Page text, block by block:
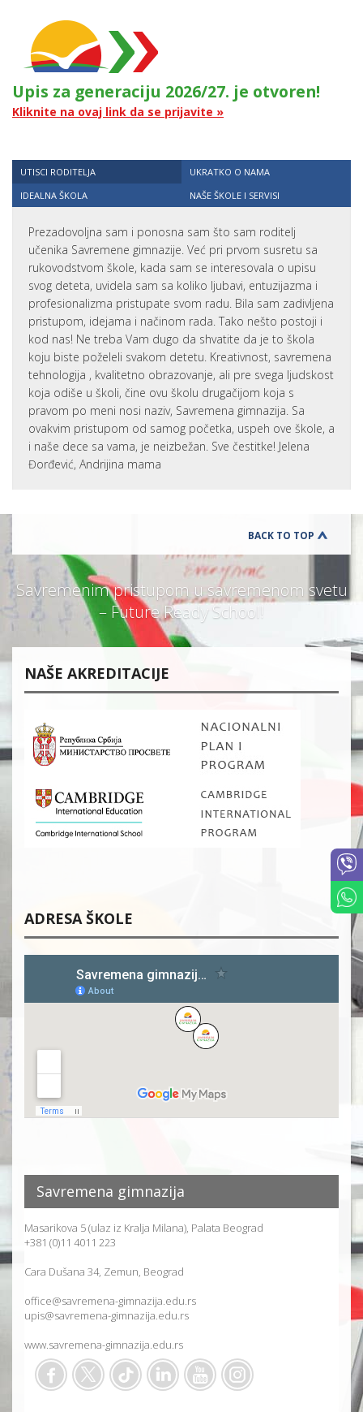
Upis za generaciju 2026/27. je otvoren!
Kliknite na ovaj link da se prijavite »
UTISCI RODITELJA
UKRATKO O NAMA
IDEALNA ŠKOLA
NAŠE ŠKOLE I SERVISI
Prezadovoljna sam i ponosna sam što sam roditelj
učenika Savremene gimnazije. Već pri prvom susretu sa
rukovodstvom škole, kada sam se interesovala o upisu
svog deteta, uvidela sam sa koliko ljubavi, entuzijazma i
profesionalizma pristupate svom radu. Bila sam zadivljena
pristupom, idejama i načinom rada. Tako nešto postoji i
kod nas! Ne treba Vam dugo da shvatite da je to škola
koju biste poželeli svakom detetu. Kreativnost, savremena
tehnologija , kvalitetno obrazovanje, ali pre svega ljudskost
koja odiše u školi, čine ovu školu drugačijom koja s
pravom po meni nosi naziv, Savremena gimnazija. Sa
ovakvim pristupom od samog početka, uspeh ove škole, a
i naše dece sa vama, je neizbežan. Sve čestitke! Jelena
Đorđević, Andrijina mama
BACK TO TOP
Savremenim pristupom u savremenom svetu
– Future Ready School!
NAŠE AKREDITACIJE
ADRESA ŠKOLE
Savremena gimnazija
Masarikova 5 (ulaz iz Kralja Milana), Palata Beograd
+381 (0)11 4011 223
Cara Dušana 34, Zemun, Beograd
office@savremena-gimnazija.edu.rs
upis@savremena-gimnazija.edu.rs
www.savremena-gimnazija.edu.rs